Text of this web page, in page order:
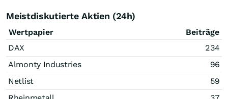
Meistdiskutierte Aktien (24h)
Wertpapier
Beiträge
DAX
234
Almonty Industries
96
Netlist
59